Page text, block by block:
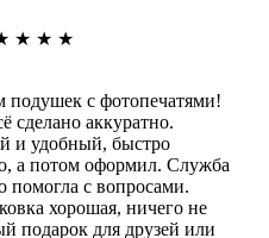
★ ★ ★
подушек с фотопечатями!
сделано аккуратно.
и удобный, быстро
а потом оформил. Служба
помогла с вопросами.
хорошая, ничего не
подарок для друзей или